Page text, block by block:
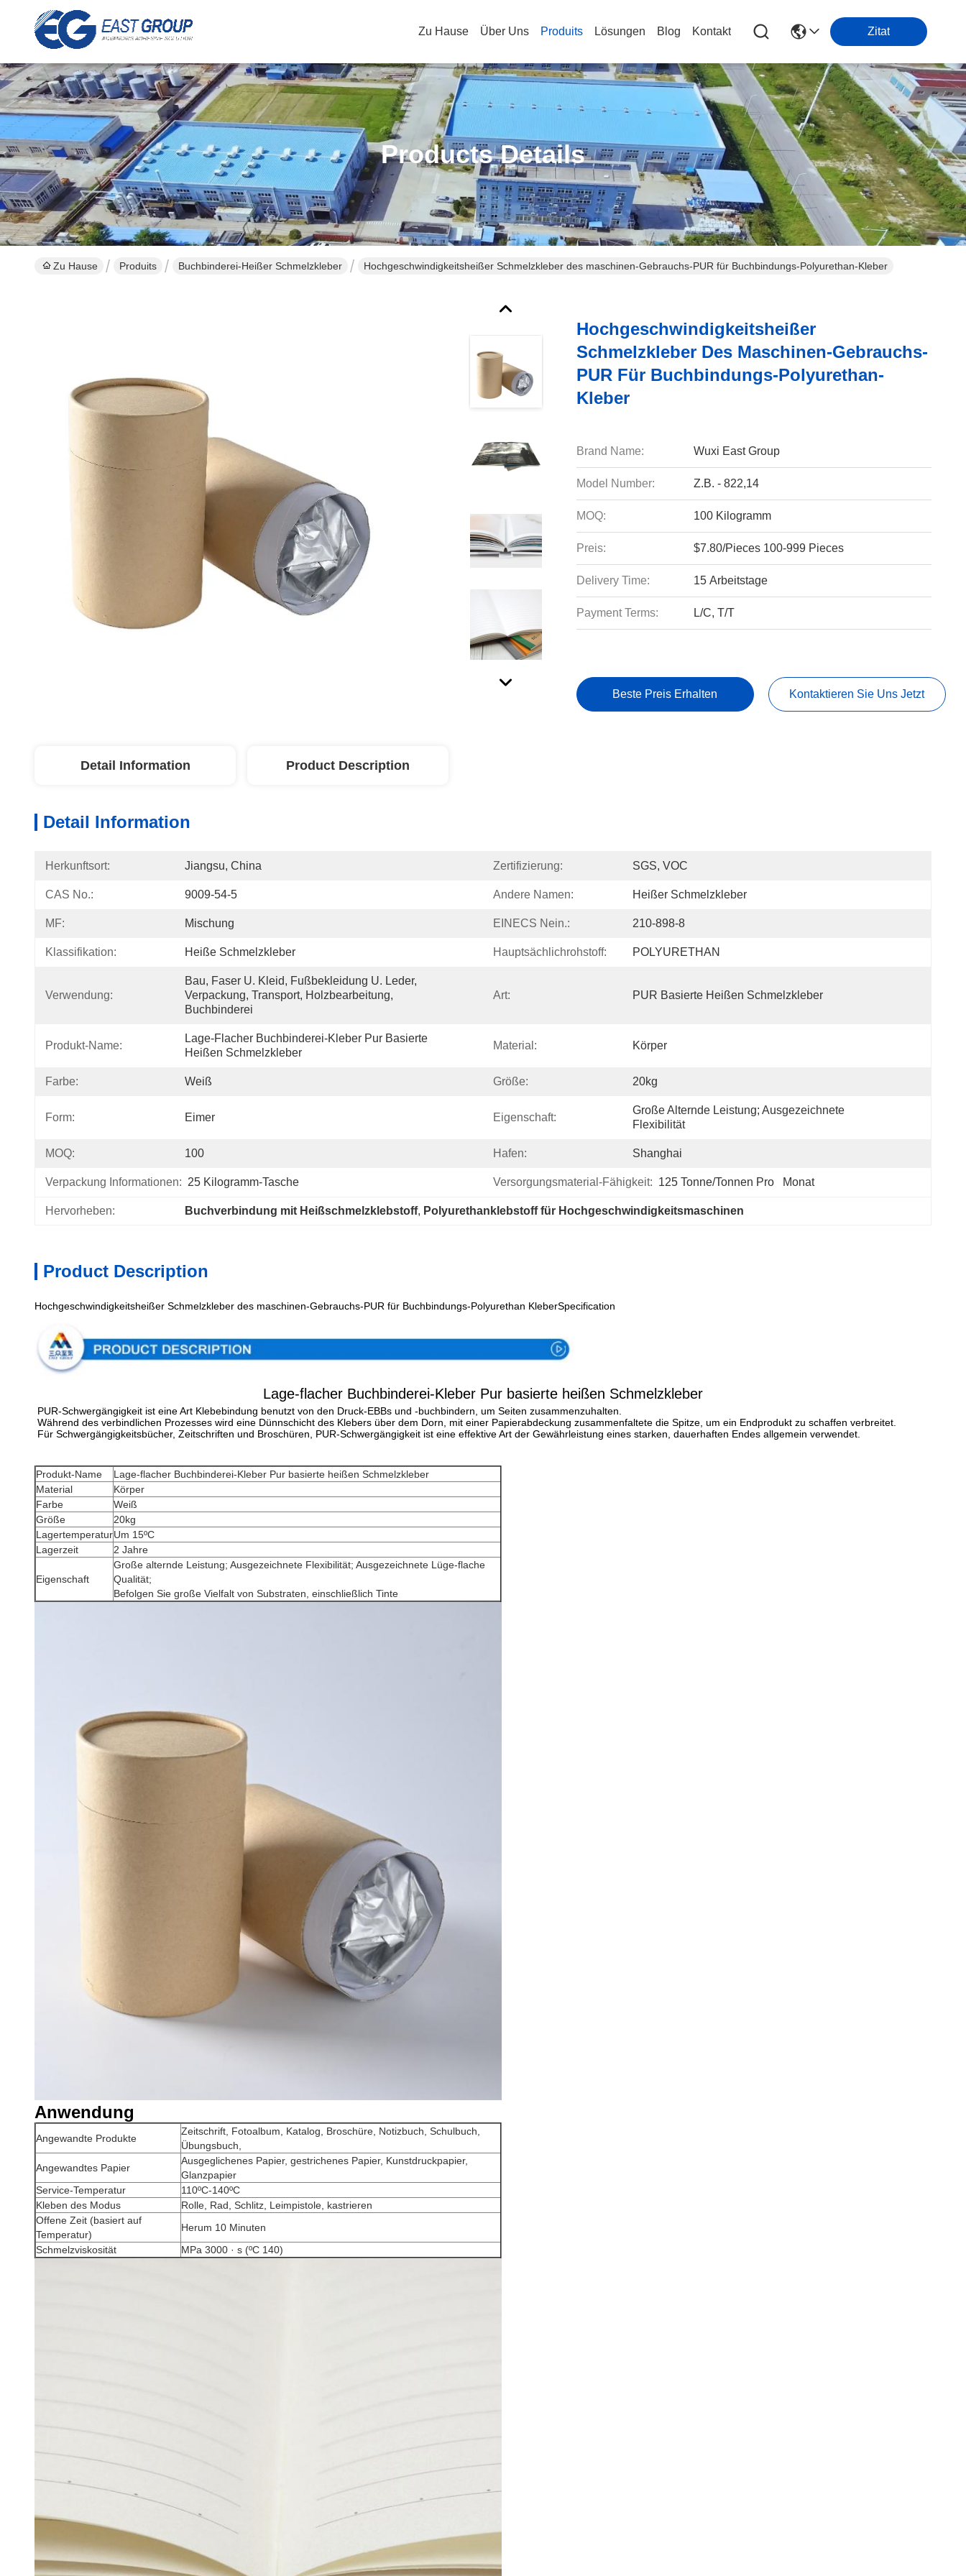
Zu Hause Über Uns Produits Lösungen Blog Kontakt Zitat
Products Details
Zu Hause Produits Buchbinderei-Heißer Schmelzkleber Hochgeschwindigkeitsheißer Schmelzkleber des maschinen-Gebrauchs-PUR für Buchbindungs-Polyurethan-Kleber
Hochgeschwindigkeitsheißer
Schmelzkleber Des Maschinen-Gebrauchs-
PUR Für Buchbindungs-Polyurethan-
Kleber
Brand Name: Wuxi East Group
Model Number: Z.B. - 822,14
MOQ: 100 Kilogramm
Preis: $7.80/Pieces 100-999 Pieces
Delivery Time: 15 Arbeitstage
Payment Terms: L/C, T/T
Beste Preis Erhalten Kontaktieren Sie Uns Jetzt
Detail Information Product Description
Detail Information
Herkunftsort: Jiangsu, China Zertifizierung: SGS, VOC
CAS No.: 9009-54-5 Andere Namen: Heißer Schmelzkleber
MF: Mischung EINECS Nein.: 210-898-8
Klassifikation: Heiße Schmelzkleber Hauptsächlichrohstoff: POLYURETHAN
Verwendung:
Bau, Faser U. Kleid, Fußbekleidung U. Leder,
Verpackung, Transport, Holzbearbeitung,
Buchbinderei
Art: PUR Basierte Heißen Schmelzkleber
Produkt-Name:
Lage-Flacher Buchbinderei-Kleber Pur Basierte
Heißen Schmelzkleber
Material: Körper
Farbe: Weiß Größe: 20kg
Form: Eimer Eigenschaft:
Große Alternde Leistung; Ausgezeichnete
Flexibilität
MOQ: 100 Hafen: Shanghai
Verpackung Informationen: 25 Kilogramm-Tasche Versorgungsmaterial-Fähigkeit: 125 Tonne/Tonnen Pro   Monat
Hervorheben: Buchverbindung mit Heißschmelzklebstoff, Polyurethanklebstoff für Hochgeschwindigkeitsmaschinen
Product Description
Hochgeschwindigkeitsheißer Schmelzkleber des maschinen-Gebrauchs-PUR für Buchbindungs-Polyurethan KleberSpecification
Lage-flacher Buchbinderei-Kleber Pur basierte heißen Schmelzkleber
PUR-Schwergängigkeit ist eine Art Klebebindung benutzt von den Druck-EBBs und -buchbindern, um Seiten zusammenzuhalten.
Während des verbindlichen Prozesses wird eine Dünnschicht des Klebers über dem Dorn, mit einer Papierabdeckung zusammenfaltete die Spitze, um ein Endprodukt zu schaffen verbreitet.
Für Schwergängigkeitsbücher, Zeitschriften und Broschüren, PUR-Schwergängigkeit ist eine effektive Art der Gewährleistung eines starken, dauerhaften Endes allgemein verwendet.
Produkt-Name
Lage-flacher Buchbinderei-Kleber Pur basierte heißen Schmelzkleber
Material
Körper
Farbe
Weiß
Größe
20kg
LagertemperaturUm 15ºC
Lagerzeit
2 Jahre
Eigenschaft
Große alternde Leistung; Ausgezeichnete Flexibilität; Ausgezeichnete Lüge-flache
Qualität;
Befolgen Sie große Vielfalt von Substraten, einschließlich Tinte
Anwendung
Angewandte Produkte
Zeitschrift, Fotoalbum, Katalog, Broschüre, Notizbuch, Schulbuch,
Übungsbuch,
Angewandtes Papier
Ausgeglichenes Papier, gestrichenes Papier, Kunstdruckpapier,
Glanzpapier
Service-Temperatur
110ºC-140ºC
Kleben des Modus
Rolle, Rad, Schlitz, Leimpistole, kastrieren
Offene Zeit (basiert auf
Temperatur)
Herum 10 Minuten
Schmelzviskosität
MPa 3000 · s (ºC 140)